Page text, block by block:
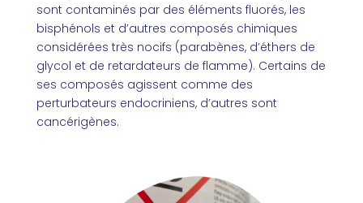
sont contaminés par des éléments fluorés, les
bisphénols et d’autres composés chimiques
considérées très nocifs (parabènes, d’éthers de
glycol et de retardateurs de flamme). Certains de
ses composés agissent comme des
perturbateurs endocriniens, d’autres sont
cancérigènes.